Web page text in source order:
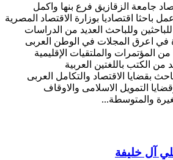
جامعة الزقازيق فرع بنها واكمل
باحثا اقتصاديا بوزارة الاقتصاد المصرية
وللباحث العديد من الدراسات
في اعرق المجلات في الوطن العربى
المؤتمرات والملتقيات الإقليمية
من الكتب باللغتين العربية
بقضايا الاقتصاد والتكامل العربى
التمويل الاسلامى والاوقاف
والمتوسطة...
آل خليفة